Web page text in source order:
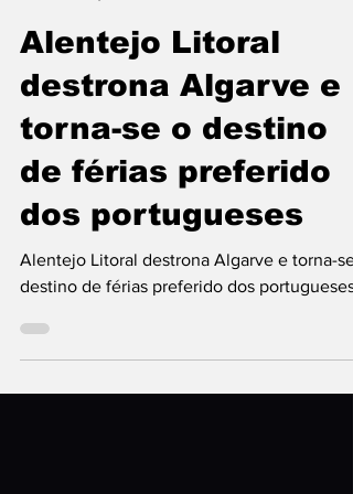
Keller Carvalho
Alentejo Litoral
destrona Algarve e
torna-se o destino
dos portugueses
Alentejo Litoral destrona Algarve e torna-se
destino de férias preferido dos portugueses